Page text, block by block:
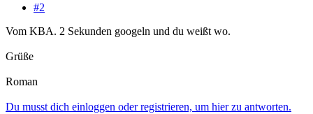
#2
Vom KBA. 2 Sekunden googeln und du weißt wo.
Grüße
Roman
Du musst dich einloggen oder registrieren, um hier zu antworten.